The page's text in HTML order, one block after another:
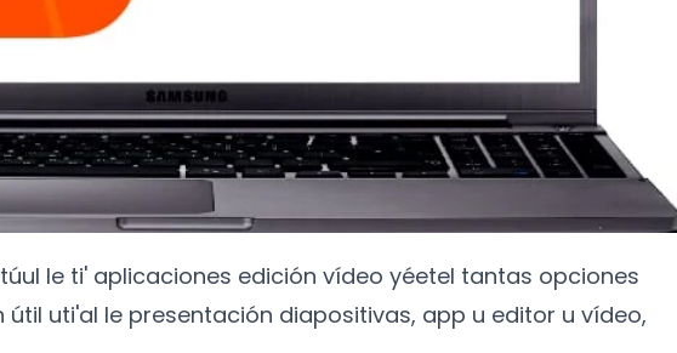
le ti' aplicaciones edición vídeo yéetel tantas opciones
útil uti'al le presentación diapositivas, app u editor u vídeo,